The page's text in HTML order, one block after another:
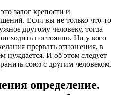
залог крепости и
Если вы не только что-то
другому человеку, тогда
постоянно. Ни у кого
прервать отношения, в
нуждается. И об этом следует
союз с другим человеком.
определение.